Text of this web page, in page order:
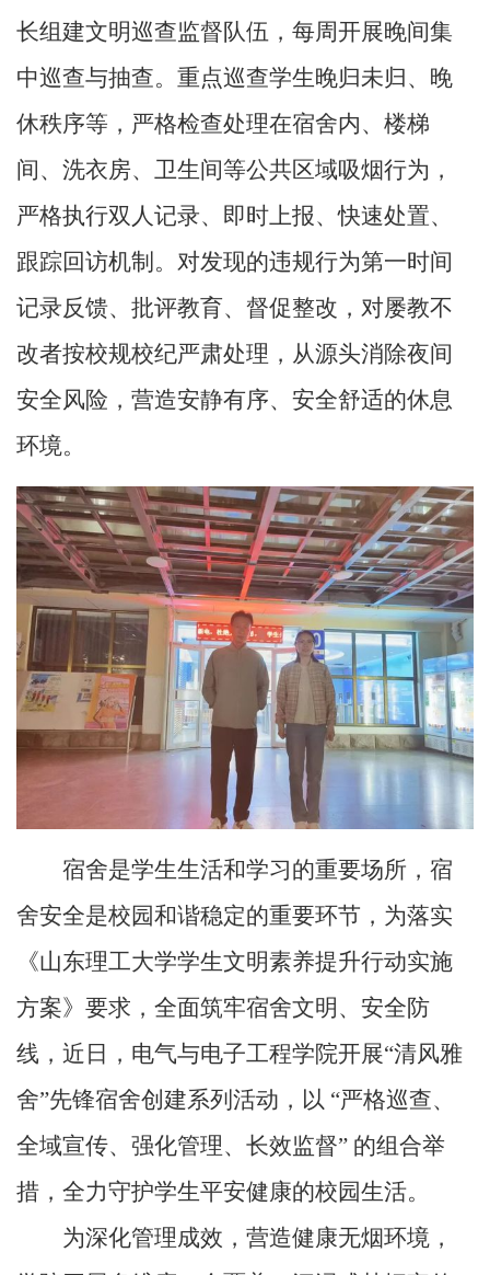
长组建文明巡查监督队伍，每周开展晚间集
中巡查与抽查。重点巡查学生晚归未归、晚
休秩序等，严格检查处理在宿舍内、楼梯
间、洗衣房、卫生间等公共区域吸烟行为，
严格执行双人记录、即时上报、快速处置、
跟踪回访机制。对发现的违规行为第一时间
记录反馈、批评教育、督促整改，对屡教不
改者按校规校纪严肃处理，从源头消除夜间
安全风险，营造安静有序、安全舒适的休息
环境。
宿舍是学生生活和学习的重要场所，宿
舍安全是校园和谐稳定的重要环节，为落实
《山东理工大学学生文明素养提升行动实施
方案》要求，全面筑牢宿舍文明、安全防
线，近日，电气与电子工程学院开展“清风雅
舍”先锋宿舍创建系列活动，以 “严格巡查、
全域宣传、强化管理、长效监督” 的组合举
措，全力守护学生平安健康的校园生活。
为深化管理成效，营造健康无烟环境，